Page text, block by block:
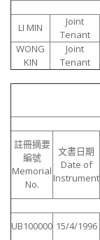
LI MIN
Joint
Tenant
WONG
KIN
Joint
Tenant
註冊摘要
編號
Memorial
No.
文書日期
Date of
Instrument
UB100000 15/4/1996